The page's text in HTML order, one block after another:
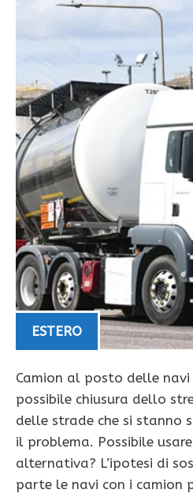
ESTERO
Camion al posto delle
possibile chiusura dello
delle strade che si stanno
il problema. Possibile
alternativa? L’ipotesi di
parte le navi con i camion